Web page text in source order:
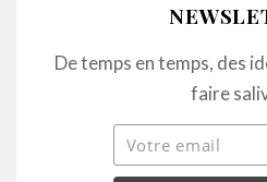
De temps en temps, des
faire